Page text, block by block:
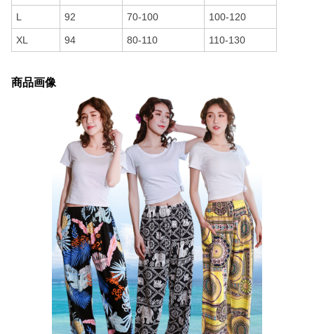
L 92 70-100 100-120
XL 94 80-110 110-130
商品画像